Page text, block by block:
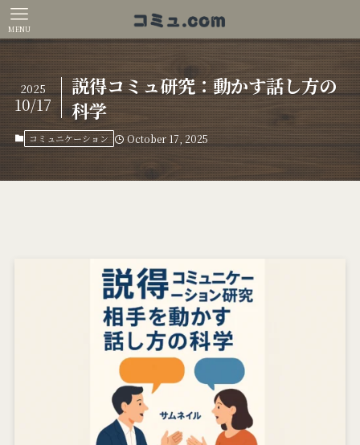
MENU
説得コミュ研究：動かす話し方の
科学
2025
10/17
コミュニケーション October 17, 2025